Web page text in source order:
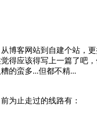
博客网站到自建个站，
得应该得写上一篇了吧
的蛮多...但都不精...
为止走过的线路有：